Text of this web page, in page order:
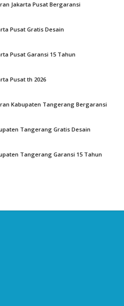
Jakarta Pusat Bergaransi
Pusat Gratis Desain
Pusat Garansi 15 Tahun
Pusat th 2026
Kabupaten Tangerang Bergaransi
Tangerang Gratis Desain
Tangerang Garansi 15 Tahun